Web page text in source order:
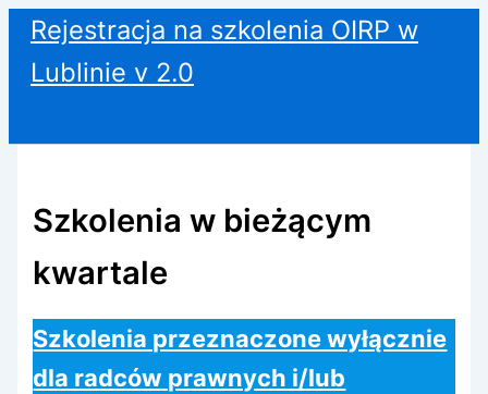
Przejdź
treści
Rejestracja na szkolenia OIRP w
Lublinie v 2.0
Szkolenia w bieżącym
kwartale
Szkolenia przeznaczone wyłącznie
dla radców prawnych i/lub